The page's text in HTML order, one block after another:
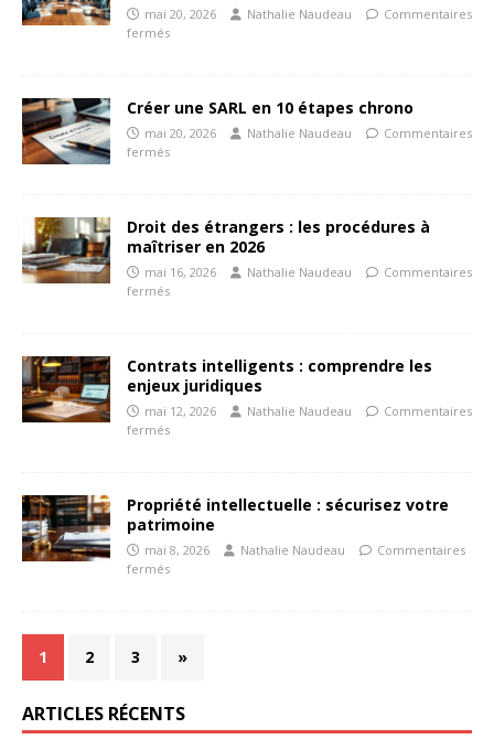
mai 20, 2026 Nathalie Naudeau
Commentaires
fermés
Créer une SARL en 10 étapes chrono
mai 20, 2026 Nathalie Naudeau
Commentaires
fermés
Droit des étrangers : les procédures à
maîtriser en 2026
mai 16, 2026 Nathalie Naudeau
Commentaires
fermés
Contrats intelligents : comprendre les
enjeux juridiques
mai 12, 2026 Nathalie Naudeau
Commentaires
fermés
Propriété intellectuelle : sécurisez votre
patrimoine
mai 8, 2026 Nathalie Naudeau
Commentaires
fermés
1 2 3 »
ARTICLES RÉCENTS